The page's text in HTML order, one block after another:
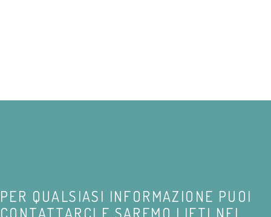
PER QUALSIASI INFORMAZIONE PUOI
CONTATTARCI E SAREMO LIETI NEL